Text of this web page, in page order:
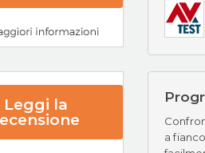
Leggi la
a